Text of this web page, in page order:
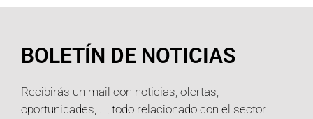
BOLETÍN DE NOTICIAS
Recibirás un mail con noticias, ofertas,
oportunidades, …, todo relacionado con el sector